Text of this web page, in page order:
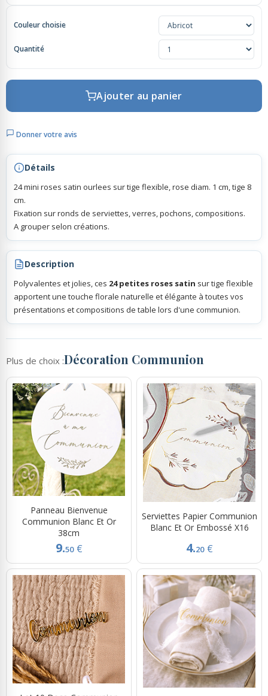
Rubans Tulle Organdi
Couleur choisie
Quantité
Ajouter au panier
Donner votre avis
Détails
24 mini roses satin ourlees sur tige flexible, rose diam. 1 cm, tige 8
cm.
Fixation sur ronds de serviettes, verres, pochons, compositions.
A grouper selon créations.
Description
Polyvalentes et jolies, ces 24 petites roses satin sur tige flexible
apportent une touche florale naturelle et élégante à toutes vos
présentations et compositions de table lors d'une communion.
Plus de choix :Décoration Communion
Panneau Bienvenue
Communion Blanc Et Or
38cm
9.50 €
Serviettes Papier Communion
Blanc Et Or Embossé X16
4.20 €